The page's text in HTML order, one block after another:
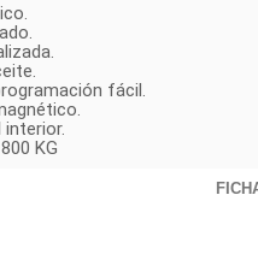
fácil.
interior.
KG